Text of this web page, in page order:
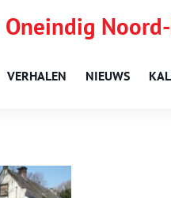
Oneindig
VERHALEN NIEUWS